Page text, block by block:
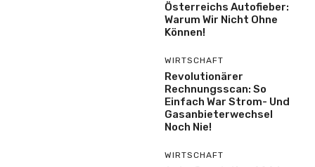
Österreichs Autofieber:
Warum Wir Nicht Ohne
Können!
WIRTSCHAFT
Revolutionärer
Rechnungsscan: So
Einfach War Strom- Und
Gasanbieterwechsel
Noch Nie!
WIRTSCHAFT